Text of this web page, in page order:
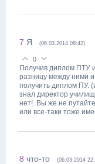
7 Я (06.03.2014 08:42)
0
Получив диплом ПТУ
разницу между ними
получить диплом ПУ.
знал директор
нет!. Вы же не
или все-таки тоже
8 что-то (06.03.2014